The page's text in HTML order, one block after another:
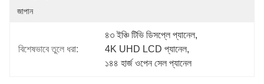
জাপান
বিশেষভাবে তুলে ধরা:
৪৩ ইঞ্চি টিভি ডিসপ্লে প্যানেল,
4K UHD LCD প্যানেল,
১৪৪ হার্জ ওপেন সেল প্যানেল